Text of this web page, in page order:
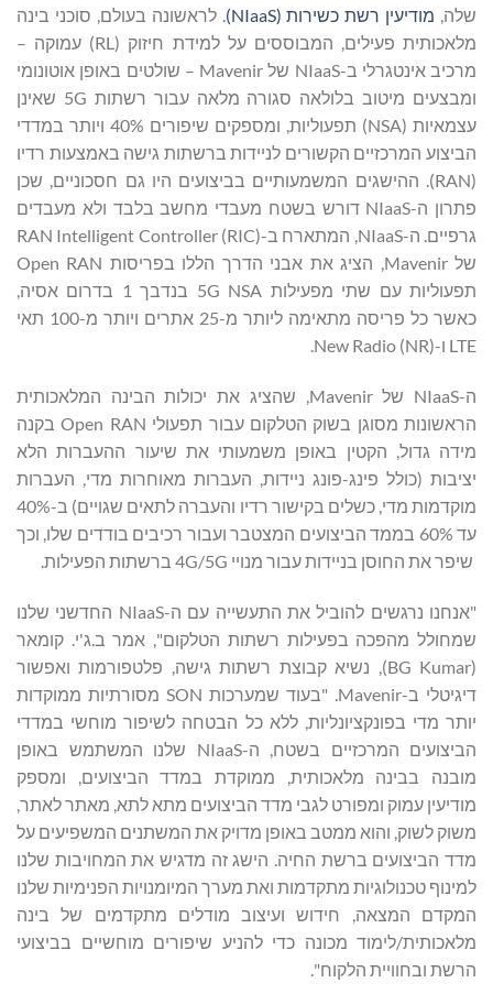
שלה, מודיעין רשת כשירות (NIaaS)
. לראשונה בעולם, סוכני בינה
מלאכותית פעילים, המבוססים על למידת חיזוק (RL) עמוקה –
מרכיב אינטגרלי ב-NIaaS של Mavenir – שולטים באופן אוטונומי
ומבצעים מיטוב בלולאה סגורה מלאה עבור רשתות 5G שאינן
עצמאיות (NSA) תפעוליות, ומספקים שיפורים 40% ויותר במדדי
הביצוע המרכזיים הקשורים לניידות ברשתות גישה באמצעות רדיו
(RAN). ההישגים המשמעותיים בביצועים היו גם חסכוניים, שכן
פתרון ה-NIaaS דורש בשטח מעבדי מחשב בלבד ולא מעבדים
גרפיים. ה-NIaaS, המתארח ב-RAN Intelligent Controller (RIC)
של Mavenir, הציג את אבני הדרך הללו בפריסות Open RAN
תפעוליות עם שתי מפעילות 5G NSA בנדבך 1 בדרום אסיה,
כאשר כל פריסה מתאימה ליותר מ-25 אתרים ויותר מ-100 תאי
LTE ו-New Radio (NR).
ה-NIaaS של Mavenir, שהציג את יכולות הבינה המלאכותית
הראשונות מסוגן בשוק הטלקום עבור תפעולי Open RAN בקנה
מידה גדול, הקטין באופן משמעותי את שיעור ההעברות הלא
יציבות (כולל פינג-פונג ניידות, העברות מאוחרות מדי, העברות
מוקדמות מדי, כשלים בקישור רדיו והעברה לתאים שגויים) ב-40%
עד 60% בממד הביצועים המצטבר ועבור רכיבים בודדים שלו, וכך
שיפר את החוסן בניידות עבור מנויי 4G/5G ברשתות הפעילות.
"אנחנו נרגשים להוביל את התעשייה עם ה-NIaaS החדשני שלנו
שמחולל מהפכה בפעילות רשתות הטלקום", אמר ב.ג'י. קומאר
(BG Kumar), נשיא קבוצת רשתות גישה, פלטפורמות ואפשור
דיגיטלי ב-Mavenir. "בעוד שמערכות SON מסורתיות ממוקדות
יותר מדי בפונקציונליות, ללא כל הבטחה לשיפור מוחשי במדדי
הביצועים המרכזיים בשטח, ה-NIaaS שלנו המשתמש באופן
מובנה בבינה מלאכותית, ממוקדת במדד הביצועים, ומספק
מודיעין עמוק ומפורט לגבי מדד הביצועים מתא לתא, מאתר לאתר,
משוק לשוק, והוא ממטב באופן מדויק את המשתנים המשפיעים על
מדד הביצועים ברשת החיה. הישג זה מדגיש את המחויבות שלנו
למינוף טכנולוגיות מתקדמות ואת מערך המיומנויות הפנימיות שלנו
המקדם המצאה, חידוש ועיצוב מודלים מתקדמים של בינה
מלאכותית/לימוד מכונה כדי להניע שיפורים מוחשיים בביצועי
הרשת ובחוויית הלקוח".